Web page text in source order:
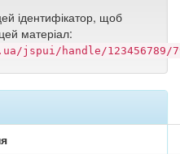
ідентифікатор, щоб
матеріал:
jspui/handle/123456789/